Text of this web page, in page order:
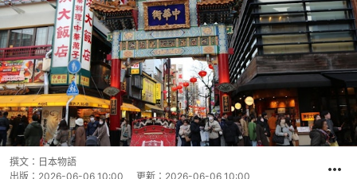
撰文： 日本物語
出版： 2026-06-06 10:00 更新： 2026-06-06 10:00